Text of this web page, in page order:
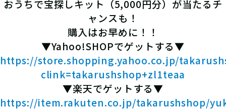
おうちで宝探しキット（5,000円分）が当たるチ
ャンスも！
購入はお早めに！！
▼Yahoo!SHOPでゲットする▼
https://store.shopping.yahoo.co.jp/
clink=takarushshop+zl1teaa
▼楽天でゲットする▼
https://item.rakuten.co.jp/takarushshop/